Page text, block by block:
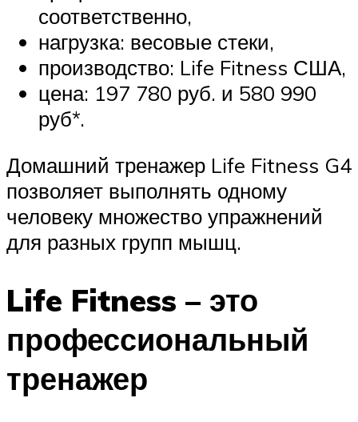
соответственно,
нагрузка: весовые стеки,
производство: Life Fitness США,
цена: 197 780 руб. и 580 990
руб*.
Домашний тренажер Life Fitness G4
позволяет выполнять одному
человеку множество упражнений
для разных групп мышц.
Life Fitness – это
профессиональный
тренажер